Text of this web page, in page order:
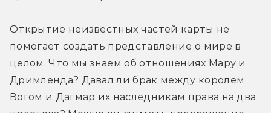
Открытие неизвестных частей карты не
помогает создать представление о мире в
целом. Что мы знаем об отношениях Мару и
Дримленда? Давал ли брак между королем
Вогом и Дагмар их наследникам права на два